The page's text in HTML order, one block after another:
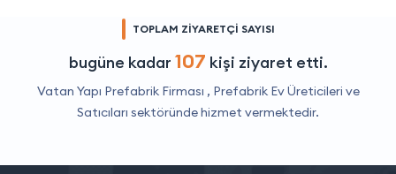
TOPLAM ZİYARETÇİ SAYISI
bugüne kadar 107 kişi ziyaret etti.
Vatan Yapı Prefabrik Firması , Prefabrik Ev Üreticileri ve
Satıcıları sektöründe hizmet vermektedir.